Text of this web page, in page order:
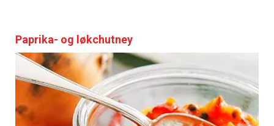
Paprika- og løkchutney